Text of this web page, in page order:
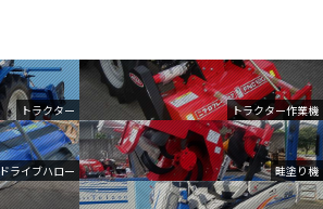
トラクター トラクター作業機
ドライブハロー 畦塗り機